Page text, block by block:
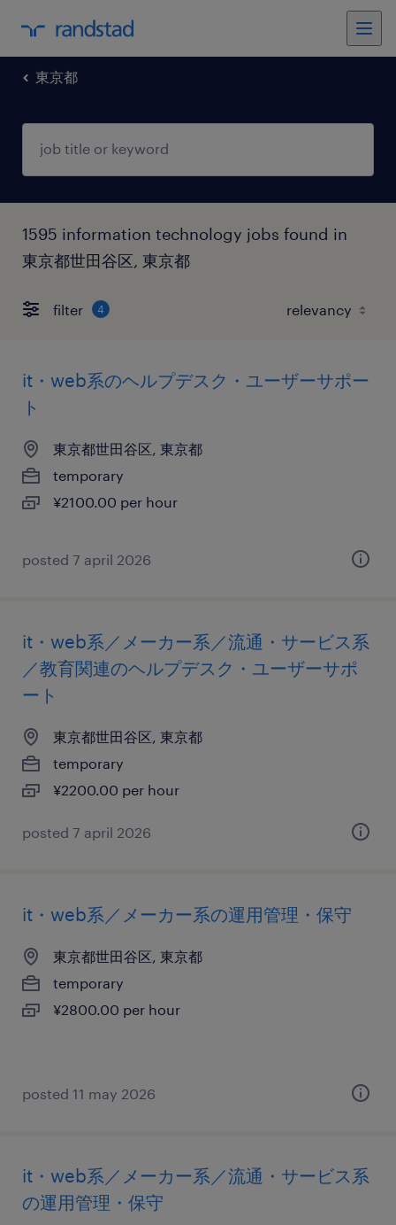
東京都
1595 information technology jobs found in
東京都世田谷区, 東京都
filter 4
it・web系のヘルプデスク・ユーザーサポー
ト
東京都世田谷区, 東京都
temporary
¥2100.00 per hour
posted 7 april 2026
it・web系／メーカー系／流通・サービス系
／教育関連のヘルプデスク・ユーザーサポ
ート
東京都世田谷区, 東京都
temporary
¥2200.00 per hour
posted 7 april 2026
it・web系／メーカー系の運用管理・保守
東京都世田谷区, 東京都
temporary
¥2800.00 per hour
posted 11 may 2026
it・web系／メーカー系／流通・サービス系
の運用管理・保守